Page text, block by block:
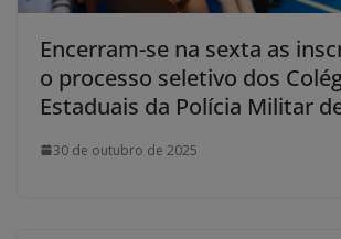
Encerram-se na sexta as
o processo seletivo dos
Estaduais da Polícia Militar
30 de outubro de 2025